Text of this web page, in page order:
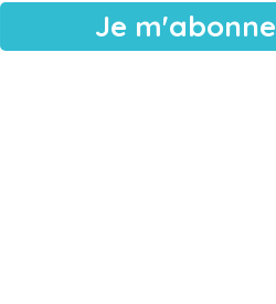
Je m'abonne